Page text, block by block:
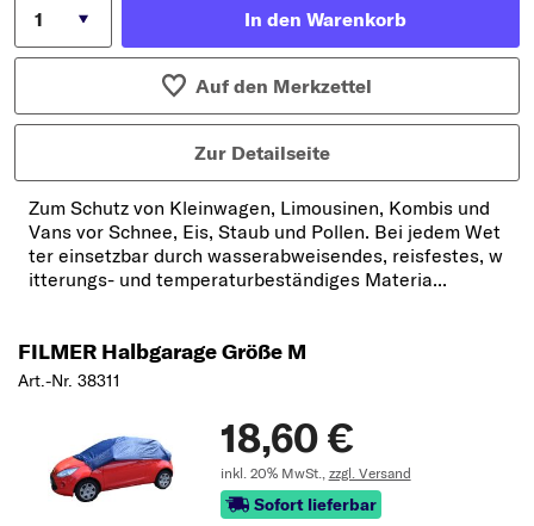
In den Warenkorb
Auf den Merkzettel
Zur Detailseite
Zum Schutz von Kleinwagen, Limousinen, Kombis und
Vans vor Schnee, Eis, Staub und Pollen. Bei jedem Wet
ter einsetzbar durch wasserabweisendes, reisfestes, w
itterungs- und temperaturbeständiges Materia...
FILMER Halbgarage Größe M
Art.-Nr. 38311
18,60 €
inkl. 20% MwSt., zzgl. Versand
Sofort lieferbar